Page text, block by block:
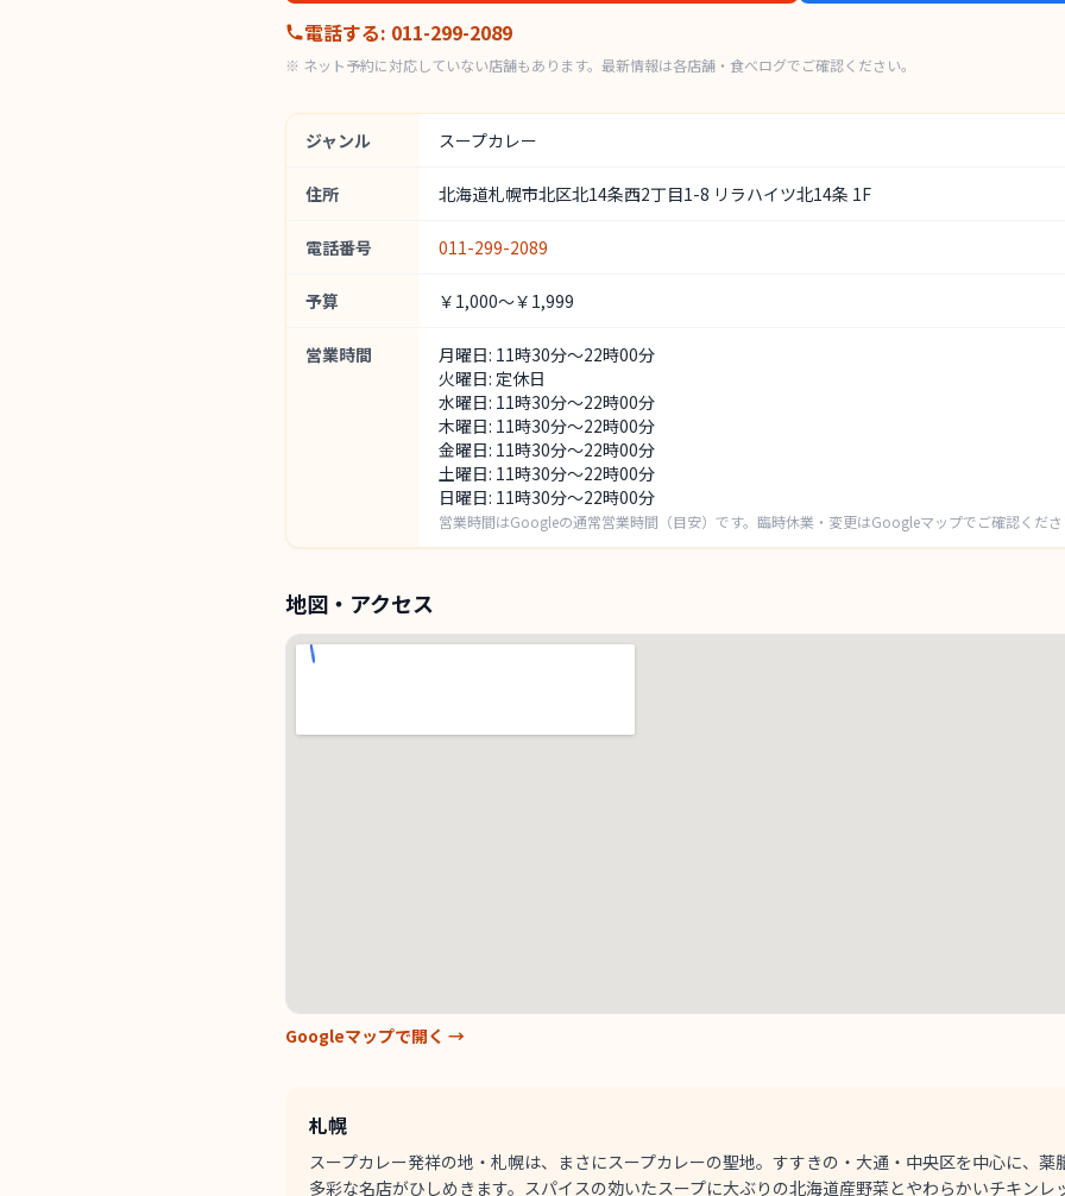
電話する: 011-299-2089
※ ネット予約に対応していない店舗もあります。最新情報は各店舗・食べログでご確認ください。
ジャンル スープカレー
住所 北海道札幌市北区北14条西2丁目1-8 リラハイツ北14条 1F
電話番号 011-299-2089
予算 ￥1,000～￥1,999
営業時間
月曜日: 11時30分～22時00分
火曜日: 定休日
水曜日: 11時30分～22時00分
木曜日: 11時30分～22時00分
金曜日: 11時30分～22時00分
土曜日: 11時30分～22時00分
日曜日: 11時30分～22時00分
営業時間はGoogleの通常営業時間（目安）です。臨時休業・変更はGoogleマップでご確認くだ
地図・アクセス
Googleマップで開く →
札幌
スープカレー発祥の地・札幌は、まさにスープカレーの聖地。すすきの・大通・中央区を中心に、
多彩な名店がひしめきます。スパイスの効いたスープに大ぶりの北海道産野菜とやわらかいチキン